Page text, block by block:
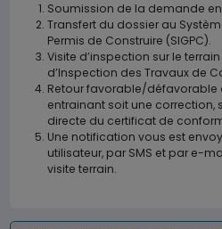
Soumission de la demande
Transfert du dossier au
Permis de Construire (SIGPC).
Visite d’inspection sur le
d’Inspection des Travaux de
Retour favorable/défavorable
entrainant soit une correction,
directe du certificat de
Une notification vous est
utilisateur, par SMS et par e-
visite terrain.